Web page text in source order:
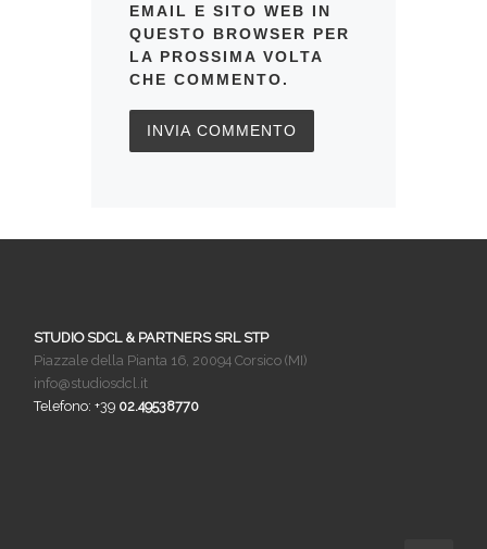
EMAIL E SITO WEB IN
QUESTO BROWSER PER
LA PROSSIMA VOLTA
CHE COMMENTO.
STUDIO SDCL & PARTNERS SRL STP
Piazzale della Pianta 16, 20094 Corsico (MI)
info@studiosdcl.it
Telefono: +39 02.49538770